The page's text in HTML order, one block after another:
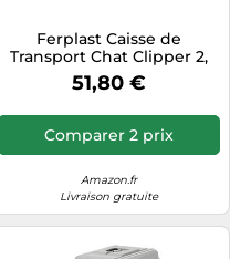
Ferplast Caisse de
Transport Chat Clipper 2,
IATA, Cage de Transport
pour Petits Chiens et Chats
Voyage Animaux Voiture
Avion Train, 57 x 37 x h 36
51,80 €
Comparer 2 prix
Amazon.fr
Livraison gratuite